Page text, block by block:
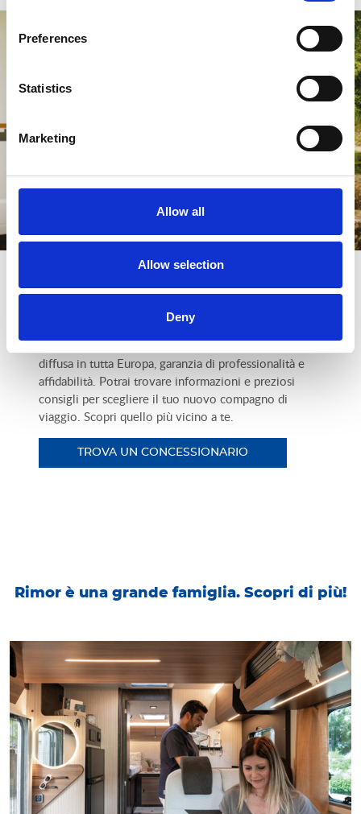
Preferences
Statistics
Marketing
Allow all
Allow selection
Deny
Trova un concessionario
Vieni a scoprire il veicolo più adatto a te presso uno
dei concessionari ufficiali Rimor. Una rete capillare
diffusa in tutta Europa, garanzia di professionalità e
affidabilità. Potrai trovare informazioni e preziosi
consigli per scegliere il tuo nuovo compagno di
viaggio. Scopri quello più vicino a te.
TROVA UN CONCESSIONARIO
Rimor è una grande famiglia. Scopri di più!